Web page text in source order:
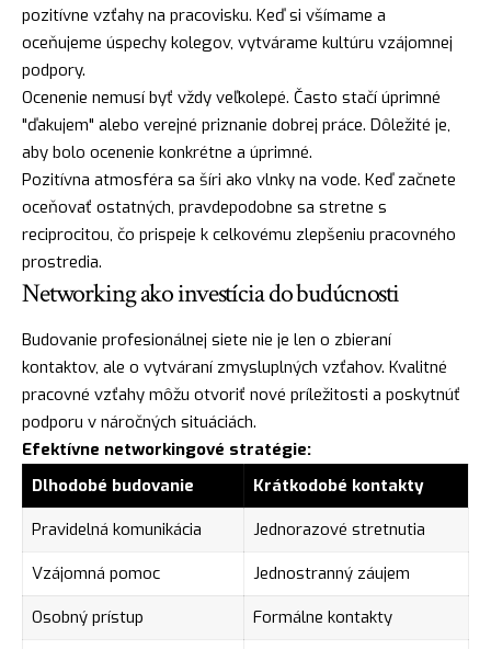
pozitívne vzťahy na pracovisku. Keď si všímame a
oceňujeme úspechy kolegov, vytvárame kultúru vzájomnej
podpory.
Ocenenie nemusí byť vždy veľkolepé. Často stačí úprimné
"ďakujem" alebo verejné priznanie dobrej práce. Dôležité je,
aby bolo ocenenie konkrétne a úprimné.
Pozitívna atmosféra sa šíri ako vlnky na vode. Keď začnete
oceňovať ostatných, pravdepodobne sa stretne s
reciprocitou, čo prispeje k celkovému zlepšeniu pracovného
prostredia.
Networking ako investícia do budúcnosti
Budovanie profesionálnej siete nie je len o zbieraní
kontaktov, ale o vytváraní zmysluplných vzťahov. Kvalitné
pracovné vzťahy môžu otvoriť nové príležitosti a poskytnúť
podporu v náročných situáciách.
Efektívne networkingové stratégie:
Dlhodobé budovanie
Krátkodobé kontakty
Pravidelná komunikácia
Jednorazové stretnutia
Vzájomná pomoc
Jednostranný záujem
Osobný prístup
Formálne kontakty